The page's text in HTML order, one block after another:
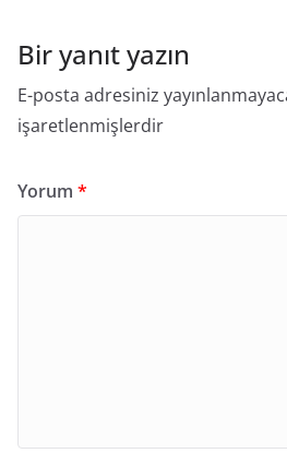
Bir yanıt yazın
E-posta adresiniz
işaretlenmişlerdir
Yorum *